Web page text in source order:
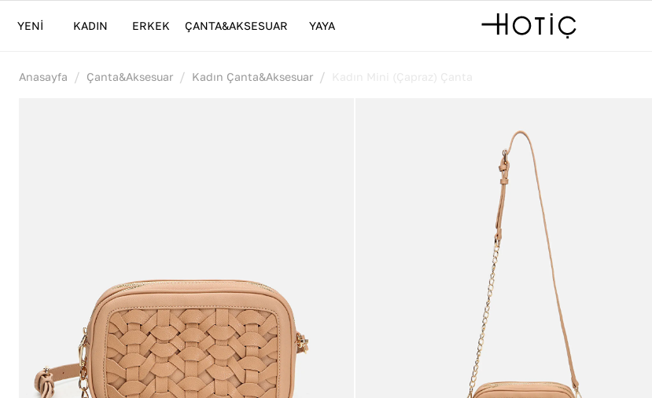
YENİ KADIN ERKEK ÇANTA&AKSESUAR YAYA
Anasayfa / Çanta&Aksesuar / Kadın Çanta&Aksesuar / Kadın Mini (Çapraz) Çanta